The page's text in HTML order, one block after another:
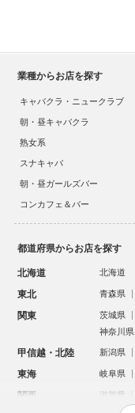
業種からお店を探す
キャバクラ・ニュークラブ
朝・昼キャバクラ
熟女系
スナキャバ
朝・昼ガールズバー
コンカフェ＆バー
都道府県からお店を探す
北海道 北海道
東北 青森県
関東 茨城県
神奈川県
甲信越・北陸 新潟県
東海 岐阜県
関西 滋賀県